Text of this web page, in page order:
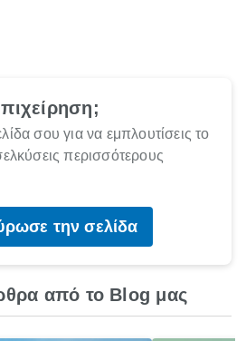
σου για να εμπλουτίσεις το
περισσότερους
την σελίδα
από το Blog μας